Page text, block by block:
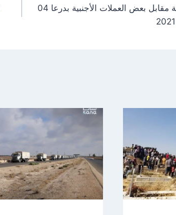
الليرة السورية مقابل بعض العملات الأجنبية بدرعا 04